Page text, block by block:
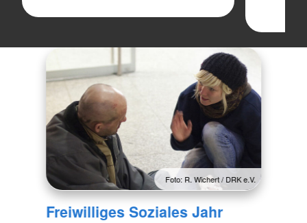
Foto: R. Wichert / DRK e.V.
Freiwilliges Soziales Jahr